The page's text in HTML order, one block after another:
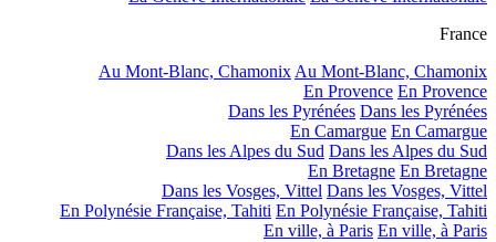
France
Au Mont-Blanc, ChamonixAu Mont-Blanc, Chamonix
En Provence En Provence
Dans les Pyrénées Dans les Pyrénées
En Camargue En Camargue
Dans les Alpes du Sud Dans les Alpes du Sud
En Bretagne En Bretagne
Dans les Vosges, Vittel Dans les Vosges, Vittel
En Polynésie Française, Tahiti En Polynésie Française, Tahiti
En ville, à Paris En ville, à Paris